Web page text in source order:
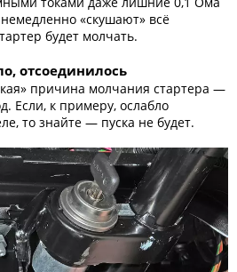
«скушают» всё
будет молчать.
отсоединилось
причина молчания стартера —
Если, к примеру, ослабло
то знайте — пуска не будет.